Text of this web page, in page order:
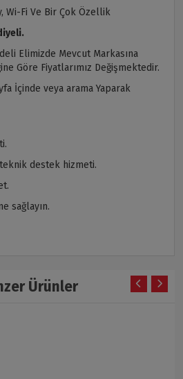
Wi-Fi Ve Bir Çok Özellik
Elimizde Mevcut Markasına
Göre Fiyatlarımız Değişmektedir.
İçinde veya arama Yaparak
destek hizmeti.
sağlayın.
Ürünler